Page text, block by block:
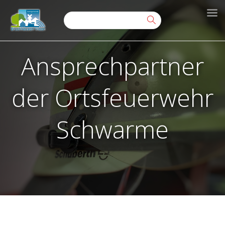
Ansprechpartner
der Ortsfeuerwehr
Schwarme